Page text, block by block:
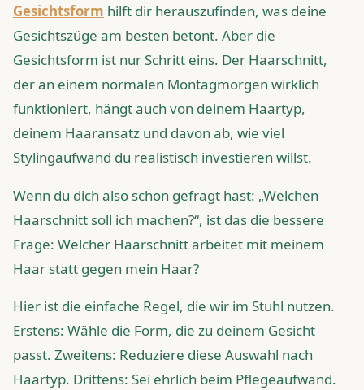
Gesichtsform hilft dir herauszufinden, was deine
Gesichtszüge am besten betont. Aber die
Gesichtsform ist nur Schritt eins. Der Haarschnitt,
der an einem normalen Montagmorgen wirklich
funktioniert, hängt auch von deinem Haartyp,
deinem Haaransatz und davon ab, wie viel
Stylingaufwand du realistisch investieren willst.
Wenn du dich also schon gefragt hast: „Welchen
Haarschnitt soll ich machen?“, ist das die bessere
Frage: Welcher Haarschnitt arbeitet mit meinem
Haar statt gegen mein Haar?
Hier ist die einfache Regel, die wir im Stuhl nutzen.
Erstens: Wähle die Form, die zu deinem Gesicht
passt. Zweitens: Reduziere diese Auswahl nach
Haartyp. Drittens: Sei ehrlich beim Pflegeaufwand.